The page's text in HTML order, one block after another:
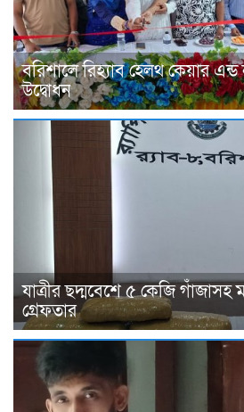
বরিশালে রিহ্যাব হেলথ কেয়ার
উদ্বোধন
যাত্রীর ছদ্মবেশে ৫ কেজি গাঁজাসহ
গ্রেফতার